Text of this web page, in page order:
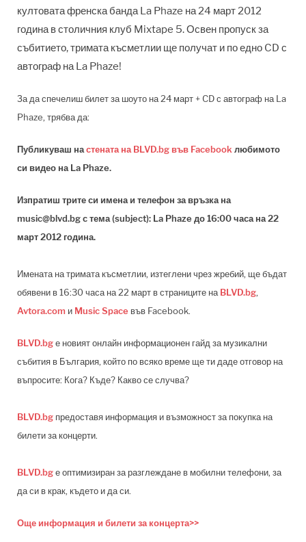
култовата френска банда La Phaze на 24 март 2012
година в столичния клуб Mixtape 5. Освен пропуск за
събитието, тримата късметлии ще получат и по едно CD с
автограф на La Phaze!
За да спечелиш билет за шоуто на 24 март + CD с автограф на La
Phaze, трябва да:
Публикуваш настената на BLVD.bg във Facebookлюбимото
си видео наLa Phaze.
Изпратиш трите си имена и телефон за връзка на
music@blvd.bgс тема (subject): La Phazeдо 16:00 часа на 22
март 2012 година.
Имената на тримата късметлии, изтеглени чрез жребий, ще бъдат
обявени в 16:30 часа на 22 март в страниците наBLVD.bg,
Avtora.com и Music Space във Facebook.
BLVD.bgе новият онлайн информационен гайд за музикални
събития в България, който по всяко време ще ти даде отговор на
въпросите: Кога? Къде? Какво се случва?
BLVD.bg предоставя информация и възможност за покупка на
билети за концерти.
BLVD.bgе оптимизиран за разглеждане в мобилни телефони, за
да си в крак, където и да си.
Още информация и билети за концерта>>